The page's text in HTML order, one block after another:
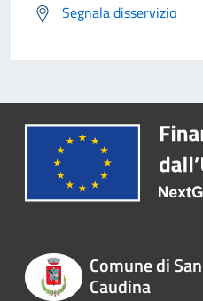
Segnala disservizio
Comune di
Caudina